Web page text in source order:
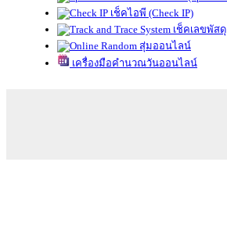
เช็คไอพี (Check IP)
เช็คเลขพัสดุ
สุ่มออนไลน์
เครื่องมือคำนวณวันออนไลน์